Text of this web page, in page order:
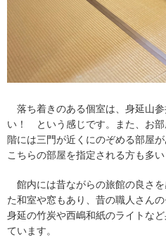
落ち着きのある個室は、身延山
い！ という感じです。また、お
階には三門が近くにのぞめる部屋
こちらの部屋を指定される方も多い
館内には昔ながらの旅館の良さ
た和室や窓もあり、昔の職人さん
身延の竹炭や西嶋和紙のライトな
ています。